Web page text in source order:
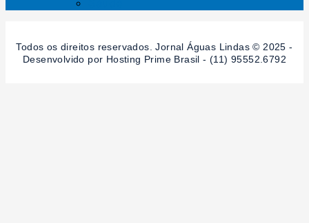
Todos os direitos reservados. Jornal Águas Lindas © 2025 -
Desenvolvido por Hosting Prime Brasil - (11) 95552.6792